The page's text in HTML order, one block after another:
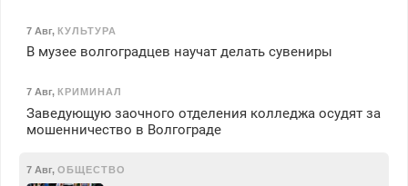
7 Авг, КУЛЬТУРА
В музее волгоградцев научат делать сувениры
7 Авг, КРИМИНАЛ
Заведующую заочного отделения колледжа осудят за
мошенничество в Волгограде
7 Авг, ОБЩЕСТВО